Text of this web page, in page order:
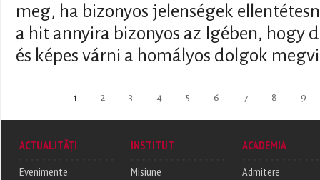
meg, ha bizonyos jelenségek
a hit annyira bizonyos az Igében, hogy
és képes várni a homályos dolgok
1 2 3 4 5 6 7 8 9
ACTUALITĂȚI
Evenimente
INSTITUT
Misiune
ACADEMIA
Admitere